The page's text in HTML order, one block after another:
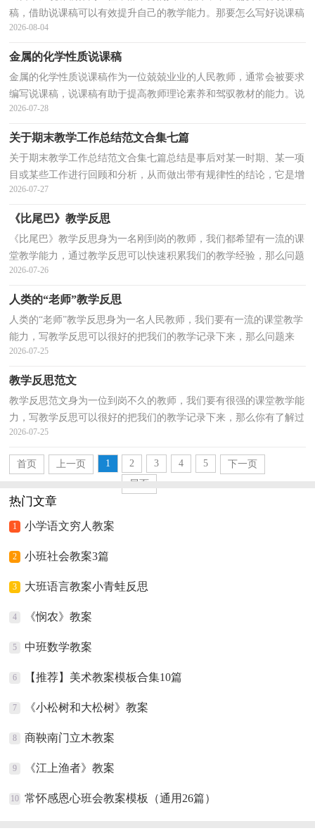
稿，借助说课稿可以有效提升自己的教学能力。那要怎么写好说课稿
呢？下面是小编整理的《日本》说课稿，供大家参考借鉴...
2026-08-04
金属的化学性质说课稿
金属的化学性质说课稿作为一位兢兢业业的人民教师，通常会被要求
编写说课稿，说课稿有助于提高教师理论素养和驾驭教材的能力。说
课稿应该怎么写呢？以下是小编整理的金属的化学性...
2026-07-28
关于期末教学工作总结范文合集七篇
关于期末教学工作总结范文合集七篇总结是事后对某一时期、某一项
目或某些工作进行回顾和分析，从而做出带有规律性的结论，它是增
长才干的一种好办法，不妨让我们认真地完成总结吧...
2026-07-27
《比尾巴》教学反思
《比尾巴》教学反思身为一名刚到岗的教师，我们都希望有一流的课
堂教学能力，通过教学反思可以快速积累我们的教学经验，那么问题
来了，教学反思应该怎么写？以下是小编帮大家整理的《...
2026-07-26
人类的“老师”教学反思
人类的“老师”教学反思身为一名人民教师，我们要有一流的课堂教学
能力，写教学反思可以很好的把我们的教学记录下来，那么问题来
了，教学反思应该怎么写？下面是小编为大家收集的人类...
2026-07-25
教学反思范文
教学反思范文身为一位到岗不久的教师，我们要有很强的课堂教学能
力，写教学反思可以很好的把我们的教学记录下来，那么你有了解过
教学反思吗？下面是小编精心整理的教学反思范文，欢迎...
2026-07-25
首页 上一页 1 2 3 4 5
下一页
尾页
热门文章
1 小学语文穷人教案
2 小班社会教案3篇
3 大班语言教案小青蛙反思
4 《悯农》教案
5 中班数学教案
6 【推荐】美术教案模板合集10篇
7 《小松树和大松树》教案
8 商鞅南门立木教案
9 《江上渔者》教案
10 常怀感恩心班会教案模板（通用26篇）